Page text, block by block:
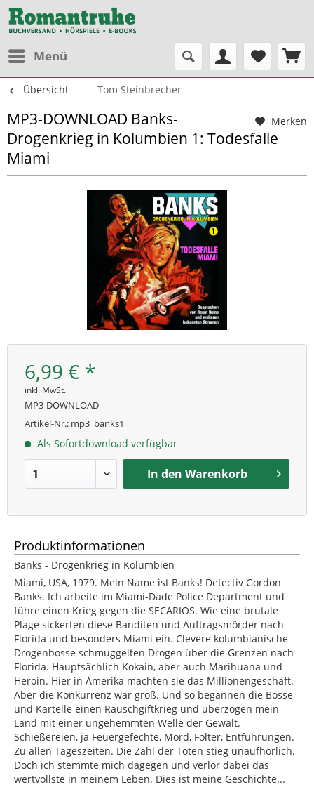
Menü
Übersicht Tom Steinbrecher
Merken
MP3-DOWNLOAD Banks-
Drogenkrieg in Kolumbien 1: Todesfalle
Miami
6,99 € *
inkl. MwSt.
MP3-DOWNLOAD
Artikel-Nr.: mp3_banks1
Als Sofortdownload verfügbar
In den Warenkorb
Produktinformationen
Banks - Drogenkrieg in Kolumbien
Miami, USA, 1979. Mein Name ist Banks! Detectiv Gordon
Banks. Ich arbeite im Miami-Dade Police Department und
führe einen Krieg gegen die SECARIOS. Wie eine brutale
Plage sickerten diese Banditen und Auftragsmörder nach
Florida und besonders Miami ein. Clevere kolumbianische
Drogenbosse schmuggelten Drogen über die Grenzen nach
Florida. Hauptsächlich Kokain, aber auch Marihuana und
Heroin. Hier in Amerika machten sie das Millionengeschäft.
Aber die Konkurrenz war groß. Und so begannen die Bosse
und Kartelle einen Rauschgiftkrieg und überzogen mein
Land mit einer ungehemmten Welle der Gewalt.
Schießereien, ja Feuergefechte, Mord, Folter, Entführungen.
Zu allen Tageszeiten. Die Zahl der Toten stieg unaufhörlich.
Doch ich stemmte mich dagegen und verlor dabei das
wertvollste in meinem Leben. Dies ist meine Geschichte...